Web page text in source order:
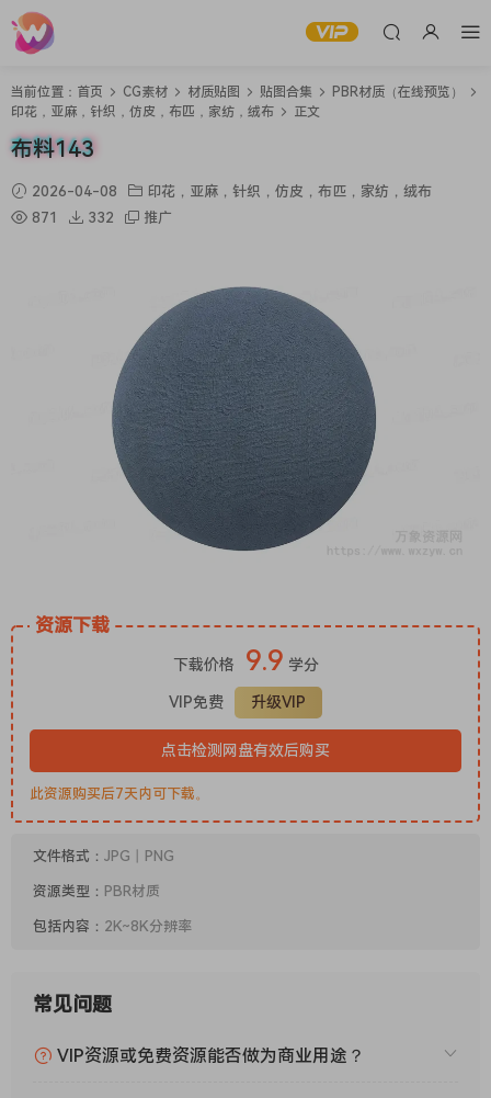
当前位置： 首页 CG素材 材质贴图 贴图合集
PBR材质（在线预览）
印花，亚麻，针织，仿皮，布匹，家纺，绒布
正文
布料143
2026-04-08
印花，亚麻，针织，仿皮，布匹，家纺，绒布
871
332 推广
资源下载
下载价格 9.9 学分
VIP免费 升级VIP
点击检测网盘有效后购买
此资源购买后7天内可下载。
文件格式： JPG丨PNG
资源类型： PBR材质
包括内容： 2K~8K分辨率
常见问题
VIP资源或免费资源能否做为商业用途？